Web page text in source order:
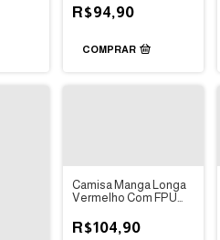
R$94,90
COMPRAR
Camisa Manga Longa
Vermelho Com FPU
R$104,90